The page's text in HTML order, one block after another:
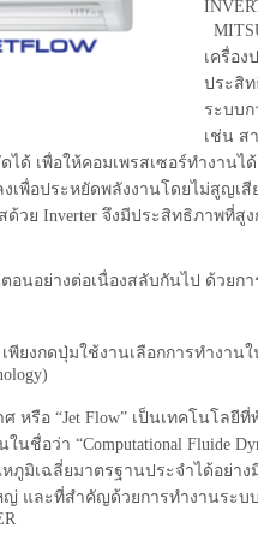
เครื่อง
ประสิ
ระบบก
เช่น ส
ด้ เพื่อให้คอมเพรสเซอร์ทำงานไ
งเพื่อประหยัดพลังงานโดยไม่สูญ
วย Inverter จึงมีประสิทธิภาพที่สู
ขั้นตอนอย่างต่อเนื่องสลับกัน
พียงกดปุ่มใช้งานเลือกการทำงาน
หรือ “Jet Flow” เป็นเทคโนโล
ชื่อว่า “Computational Fluide
มิเฉลี่ยมาตรฐานประจำได้อย่า
และที่สำคัญด้วยการทำงานระบ